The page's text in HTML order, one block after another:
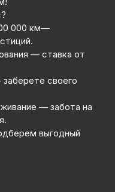
000 км—
— ставка от
своего
— забота на
выгодный